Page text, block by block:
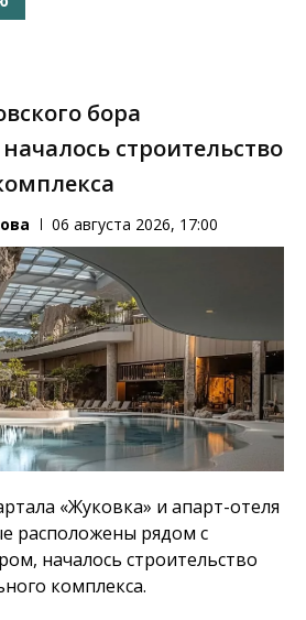
бора
строительство
06 августа 2026, 17:00
«Жуковка» и апарт-отеля
расположены рядом с
началось строительство
комплекса.